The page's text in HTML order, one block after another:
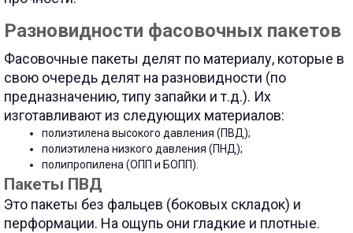
Разновидности фасовочных пакетов
Фасовочные пакеты делят по материалу, которые в
свою очередь делят на разновидности (по
предназначению, типу запайки и т.д.). Их
изготавливают из следующих материалов:
полиэтилена высокого давления (ПВД);
полиэтилена низкого давления (ПНД);
полипропилена (ОПП и БОПП).
Пакеты ПВД
Это пакеты без фальцев (боковых складок) и
перформации. На ощупь они гладкие и плотные.